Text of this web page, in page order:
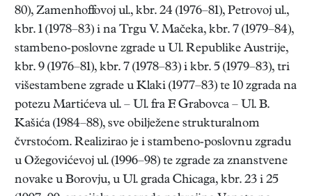
80), Zamenhoffovoj ul., kbr. 24 (1976–81), Petrovoj ul.,
kbr. 1 (1978–83) i na Trgu V. Mačeka, kbr. 7 (1979–84),
stambeno-poslovne zgrade u Ul. Republike Austrije,
kbr. 9 (1976–81), kbr. 7 (1978–83) i kbr. 5 (1979–83), tri
višestambene zgrade u Klaki (1977–83) te 10 zgrada na
potezu Martićeva ul. – Ul. fra F. Grabovca – Ul. B.
Kašića (1984–88), sve obilježene strukturalnom
čvrstoćom. Realizirao je i stambeno-poslovnu zgradu
u Ožegovićevoj ul. (1996–98) te zgrade za znanstvene
novake u Borovju, u Ul. grada Chicaga, kbr. 23 i 25